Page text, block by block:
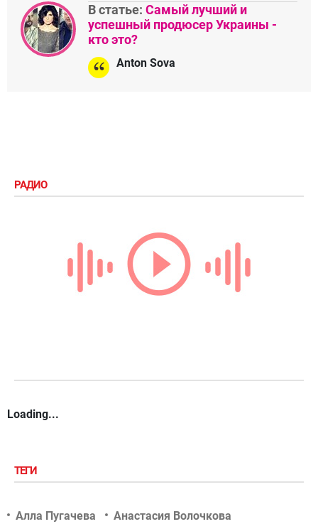
В статье: Самый лучший и
успешный продюсер Украины -
кто это?
Anton Sova
РАДИО
Loading...
ТЕГИ
Алла Пугачева
Анастасия Волочкова